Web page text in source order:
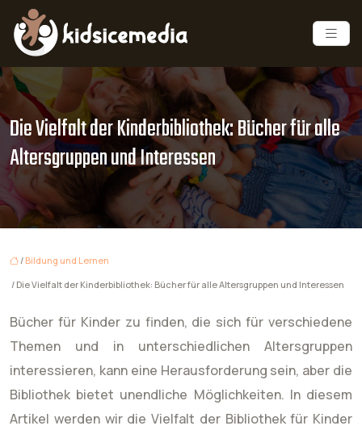
Die Vielfalt der Kinderbibliothek: Bücher für alle
Altersgruppen und Interessen
/ Bildung und Lernen
/ Die Vielfalt der Kinderbibliothek: Bücher für alle Altersgruppen und Interessen
Bücher für Kinder zu finden, die sich für verschiedene
Themen und in unterschiedlichen Altersgruppen
interessieren, kann eine Herausforderung sein, aber die
Bibliothek bietet unendliche Möglichkeiten. In diesem
Artikel werden wir die Vielfalt der Bibliothek für Kinder